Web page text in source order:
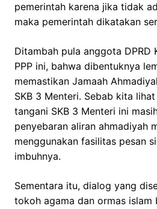
pemerintah karena jika tidak
maka pemerintah dikatakan
Ditambah pula anggota DPRD
PPP ini, bahwa dibentuknya
memastikan Jamaah
SKB 3 Menteri. Sebab kita
tangani SKB 3 Menteri ini
penyebaran aliran ahmadiyah
menggunakan fasilitas pesan
imbuhnya.
Sementara itu, dialog yang
tokoh agama dan ormas islam